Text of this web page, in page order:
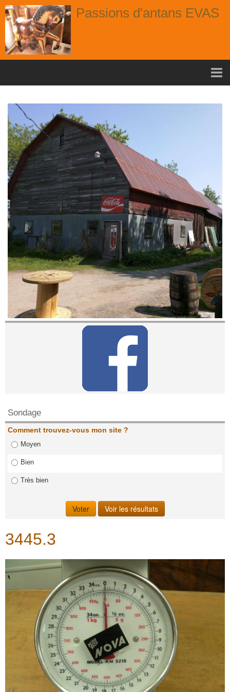
Passions d'antans EVAS
nouvelle arrivage aout
Album
Portes
Fenêtres
Chaises
Contact
Contactez nous!
Sondage
Comment trouvez-vous mon site ?
Moyen
Bien
Très bien
3445.3